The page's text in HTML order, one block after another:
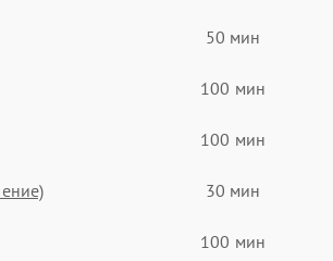
50 мин
100 мин
100 мин
30 мин
100 мин